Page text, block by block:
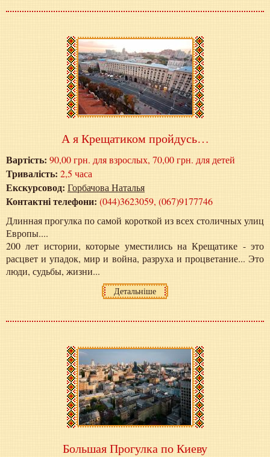
А я Крещатиком пройдусь…
Вартість: 90,00 грн. для взрослых, 70,00 грн. для детей
Тривалість: 2,5 часа
Екскурсовод: Горбачова Наталья
Контактні телефони: (044)3623059, (067)9177746
Длинная прогулка по самой короткой из всех столичных улиц
Европы....
200 лет истории, которые уместились на Крещатике - это
расцвет и упадок, мир и война, разруха и процветание... Это
люди, судьбы, жизни...
Детальніше
Большая Прогулка по Киеву